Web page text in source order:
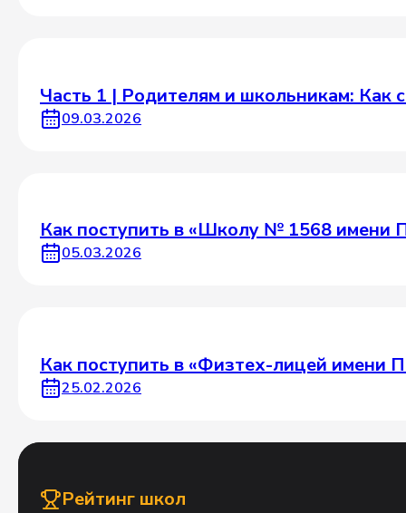
Часть 1 | Родителям и школьникам: Как
09.03.2026
Как поступить в «Школу № 1568 имени
05.03.2026
Как поступить в «Физтех-лицей
25.02.2026
Рейтинг школ